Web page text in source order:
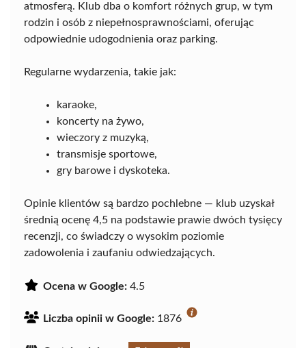
atmosferą. Klub dba o komfort różnych grup, w tym
rodzin i osób z niepełnosprawnościami, oferując
odpowiednie udogodnienia oraz parking.
Regularne wydarzenia, takie jak:
karaoke,
koncerty na żywo,
wieczory z muzyką,
transmisje sportowe,
gry barowe i dyskoteka.
Opinie klientów są bardzo pochlebne — klub uzyskał
średnią ocenę 4,5 na podstawie prawie dwóch tysięcy
recenzji, co świadczy o wysokim poziomie
zadowolenia i zaufaniu odwiedzających.
Ocena w Google: 4.5
Liczba opinii w Google: 1876